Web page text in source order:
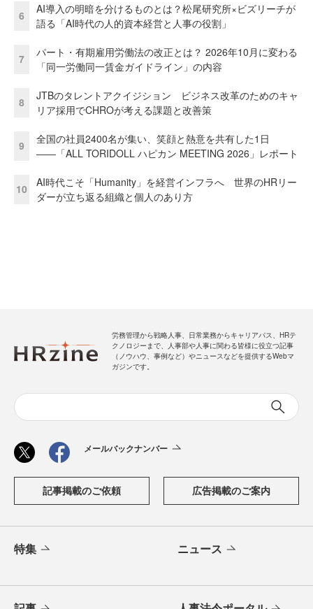
6
AI導入の明暗を分けるものとは？松尾研究所×ビズリーチが
語る「AI時代の人的資本経営と人事の役割」
7
パート・有期雇用労働法の改正とは？ 2026年10月に変わる
「同一労働同一賃金ガイドライン」の内容
8
JTBのタレントアクイジション ビジネス改革のためのキャ
リア採用でCHROが考える課題と改善策
9
全国の社員2400名が集い、笑顔と熱意を共有した1日
――「ALL TORIDOLL ハピカン MEETING 2026」レポート
10
AI時代こそ「Humanity」を経営インフラへ 世界のHRリー
ダーが立ち返る組織と個人のあり方
労務管理から戦略人事、日常業務からキャリアパス、HRテ
クノロジーまで、人事部や人事に関わる皆様に役立つ記事
（ノウハウ、事例など）やニュースなどを提供するWebマ
ガジンです。
メールバックナンバー
記事掲載のご依頼 広告掲載のご案内
特集 ニュース